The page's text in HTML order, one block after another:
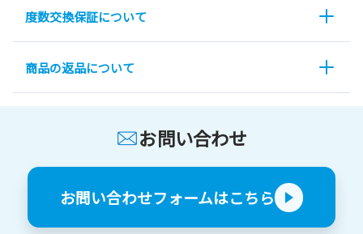
度数交換保証について
商品の返品について
お問い合わせ
お問い合わせフォームはこちら